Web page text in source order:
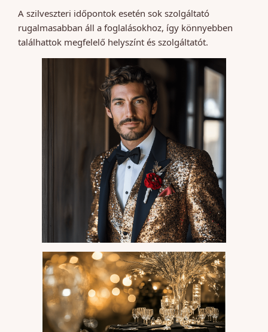
A szilveszteri időpontok esetén sok szolgáltató
rugalmasabban áll a foglalásokhoz, így könnyebben
találhattok megfelelő helyszínt és szolgáltatót.